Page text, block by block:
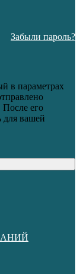
Забыли пароль?
в параметрах
его
для вашей